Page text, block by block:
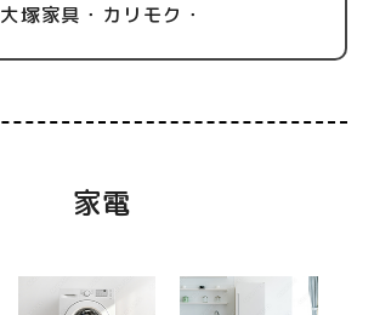
大塚家具・カリモク・
家電